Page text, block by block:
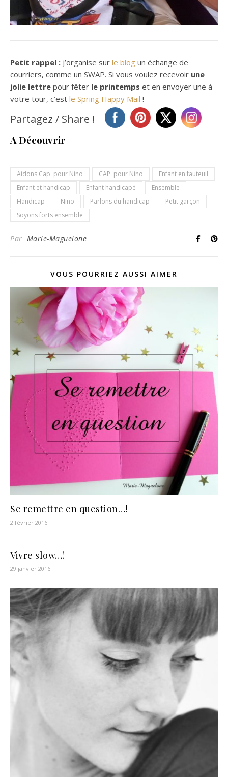
Petit rappel : j’organise sur le blog un échange de
courriers, comme un SWAP. Si vous voulez recevoir une
jolie lettre pour fêter le printemps et en envoyer une à
votre tour, c’est le Spring Happy Mail !
Partagez / Share !
A Découvrir
Aidons Cap' pour Nino CAP' pour Nino
Enfant en fauteuil
Enfant et handicap
Enfant handicapé
Ensemble
Handicap
Nino Parlons du handicap
Petit garçon
Soyons forts ensemble
Par Marie-Maguelone
VOUS POURRIEZ AUSSI AIMER
Se remettre en question…!
2 février 2016
Vivre slow…!
29 janvier 2016